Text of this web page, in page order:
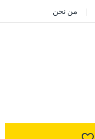
من نحن